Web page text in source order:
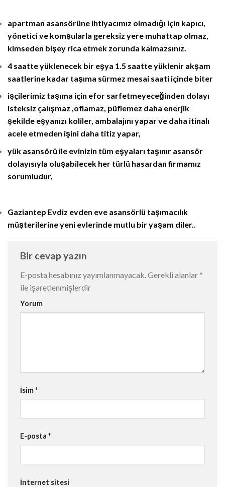
apartman asansörüne ihtiyacımız olmadığı için kapıcı,
yönetici ve komşularla gereksiz yere muhattap olmaz,
kimseden bişey rica etmek zorunda kalmazsınız.
4 saatte yüklenecek bir eşya 1.5 saatte yüklenir akşam
saatlerine kadar taşıma sürmez mesai saati içinde biter
işçilerimiz taşıma için efor sarfetmeyeceğinden dolayı
isteksiz çalışmaz ,oflamaz, püflemez daha enerjik
şekilde eşyanızı koliler, ambalajını yapar ve daha itinalı
acele etmeden işini daha titiz yapar,
yük asansörü ile evinizin tüm eşyaları taşınır asansör
dolayısıyla oluşabilecek her türlü hasardan firmamız
sorumludur,
Gaziantep Evdiz evden eve asansörlü taşımacılık
müşterilerine yeni evlerinde mutlu bir yaşam diler..
Bir cevap yazın
E-posta hesabınız yayımlanmayacak.Gerekli alanlar *
ile işaretlenmişlerdir
Yorum
İsim*
E-posta *
İnternet sitesi